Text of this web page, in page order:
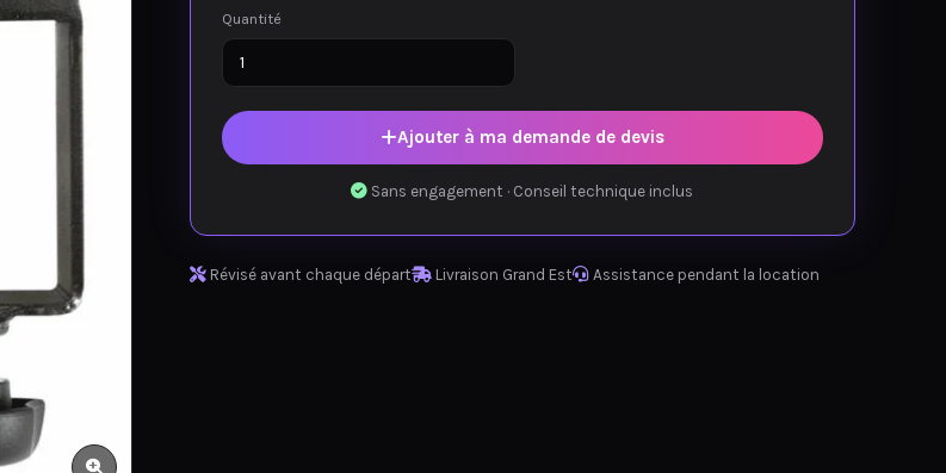
Quantité
Ajouter à ma demande de devis
Sans engagement · Conseil technique inclus
Révisé avant chaque départ Livraison Grand Est Assistance pendant la location